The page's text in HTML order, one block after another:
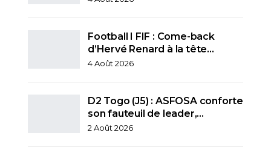
Football I FIF : Come-back
d’Hervé Renard à la tête…
4 Août 2026
D2 Togo (J5) : ASFOSA conforte
son fauteuil de leader,…
2 Août 2026